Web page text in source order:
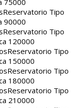
75000
Reservatorio Tipo
90000
Reservatorio Tipo
120000
Reservatorio Tipo
150000
Reservatorio Tipo
180000
Reservatorio Tipo
210000